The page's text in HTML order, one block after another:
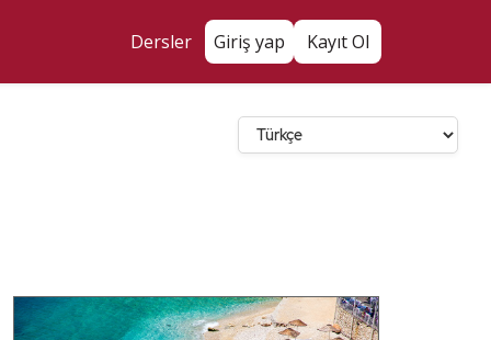
Dersler Giriş yap Kayıt Ol
Dil Seçin